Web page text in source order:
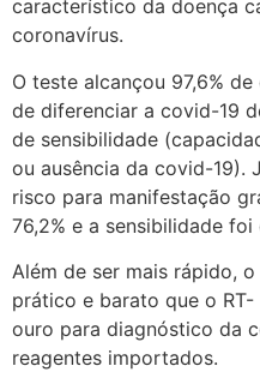
característico da doença
coronavírus.
O teste alcançou 97,6%
de diferenciar a covid-19
de sensibilidade
ou ausência da covid-19).
risco para manifestação
76,2% e a sensibilidade foi
Além de ser mais rápido,
prático e barato que o
ouro para diagnóstico da
reagentes importados.